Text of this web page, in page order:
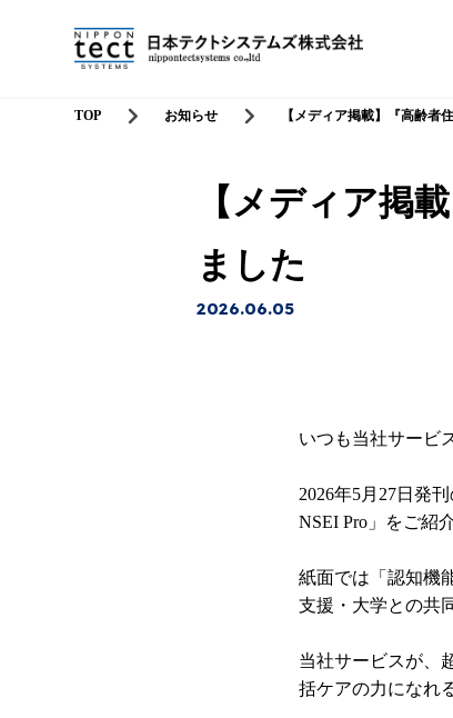
TOP お知らせ 【メディア掲載】『高齢者
【メディア掲
ました
2026.06.05
いつも当社サービ
2026年5月27日発
NSEI Pro」をご紹
紙面では「認知機
支援・大学との共
当社サービスが、
括ケアの力になれ